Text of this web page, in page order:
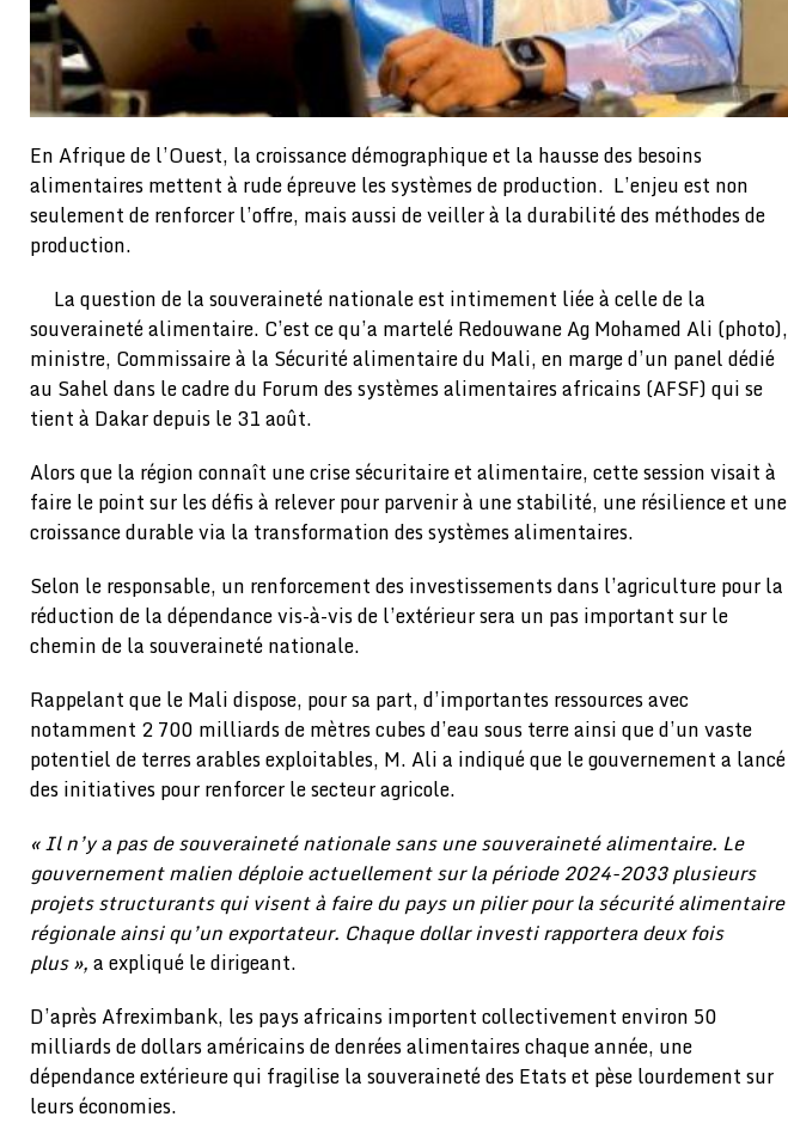
En Afrique de l’Ouest, la croissance démographique et la hausse des besoins
alimentaires mettent à rude épreuve les systèmes de production. L’enjeu est non
seulement de renforcer l’offre, mais aussi de veiller à la durabilité des méthodes de
production.
La question de la souveraineté nationale est intimement liée à celle de la
souveraineté alimentaire. C’est ce qu’a martelé Redouwane Ag Mohamed Ali (photo),
ministre, Commissaire à la Sécurité alimentaire du Mali, en marge d’un panel dédié
au Sahel dans le cadre du Forum des systèmes alimentaires africains (AFSF) qui se
tient à Dakar depuis le 31 août.
Alors que la région connaît une crise sécuritaire et alimentaire, cette session visait à
faire le point sur les défis à relever pour parvenir à une stabilité, une résilience et une
croissance durable via la transformation des systèmes alimentaires.
Selon le responsable, un renforcement des investissements dans l’agriculture pour la
réduction de la dépendance vis-à-vis de l’extérieur sera un pas important sur le
chemin de la souveraineté nationale.
Rappelant que le Mali dispose, pour sa part, d’importantes ressources avec
notamment 2 700 milliards de mètres cubes d’eau sous terre ainsi que d’un vaste
potentiel de terres arables exploitables, M. Ali a indiqué que le gouvernement a lancé
des initiatives pour renforcer le secteur agricole.
« Il n’y a pas de souveraineté nationale sans une souveraineté alimentaire. Le
gouvernement malien déploie actuellement sur la période 2024-2033 plusieurs
projets structurants qui visent à faire du pays un pilier pour la sécurité alimentaire
régionale ainsi qu’un exportateur. Chaque dollar investi rapportera deux fois
plus »,a expliqué le dirigeant.
D’après Afreximbank, les pays africains importent collectivement environ 50
milliards de dollars américains de denrées alimentaires chaque année, une
dépendance extérieure qui fragilise la souveraineté des Etats et pèse lourdement sur
leurs économies.